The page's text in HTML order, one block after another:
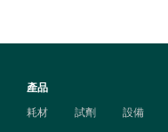
產品
耗材
試劑 設備